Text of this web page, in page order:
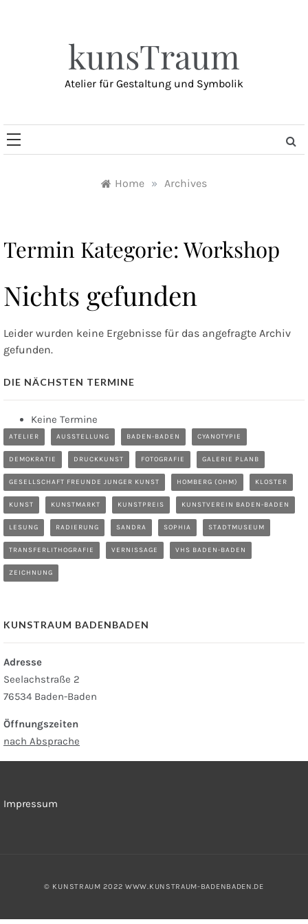
kunsTraum
Atelier für Gestaltung und Symbolik
Home » Archives
Termin Kategorie:Workshop
Nichts gefunden
Leider wurden keine Ergebnisse für das angefragte Archiv
gefunden.
DIE NÄCHSTEN TERMINE
Keine Termine
ATELIER AUSSTELLUNG BADEN-BADEN CYANOTYPIE
DEMOKRATIE DRUCKKUNST FOTOGRAFIE GALERIE PLANB
GESELLSCHAFT FREUNDE JUNGER KUNST HOMBERG (OHM) KLOSTER
KUNST KUNSTMARKT KUNSTPREIS KUNSTVEREIN BADEN-BADEN
LESUNG RADIERUNG SANDRA SOPHIA STADTMUSEUM
TRANSFERLITHOGRAFIE VERNISSAGE VHS BADEN-BADEN
ZEICHNUNG
KUNSTRAUM BADENBADEN
Adresse
Seelachstraße 2
76534 Baden-Baden
Öffnungszeiten
nach Absprache
Impressum
© KUNSTRAUM 2022 WWW.KUNSTRAUM-BADENBADEN.DE